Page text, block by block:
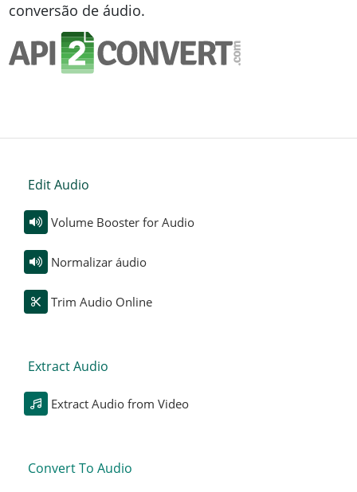
conversão de áudio.
Edit Audio
Volume Booster for Audio
Normalizar áudio
Trim Audio Online
Extract Audio
Extract Audio from Video
Convert To Audio